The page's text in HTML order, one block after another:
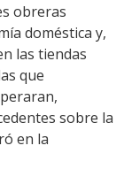
obreras
doméstica y,
las tiendas
que
sobre la
en la